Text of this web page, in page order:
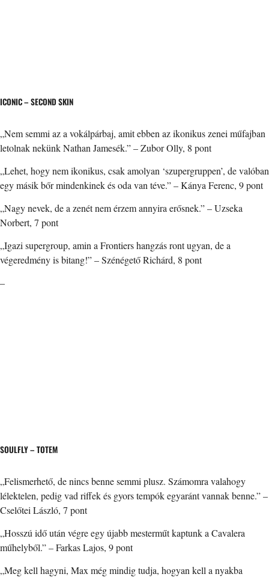
ICONIC – SECOND SKIN
„Nem semmi az a vokálpárbaj, amit ebben az ikonikus zenei műfajban
letolnak nekünk Nathan Jamesék.” – Zubor Olly, 8 pont
„Lehet, hogy nem ikonikus, csak amolyan ‘szupergruppen’, de valóban
egy másik bőr mindenkinek és oda van téve.” – Kánya Ferenc, 9 pont
„Nagy nevek, de a zenét nem érzem annyira erősnek.” – Uzseka
Norbert, 7 pont
„Igazi supergroup, amin a Frontiers hangzás ront ugyan, de a
végeredmény is bitang!” – Szénégető Richárd, 8 pont
–
SOULFLY – TOTEM
„Felismerhető, de nincs benne semmi plusz. Számomra valahogy
lélektelen, pedig vad riffek és gyors tempók egyaránt vannak benne.” –
Cselőtei László, 7 pont
„Hosszú idő után végre egy újabb mesterműt kaptunk a Cavalera
műhelyből.” – Farkas Lajos, 9 pont
„Meg kell hagyni, Max még mindig tudja, hogyan kell a nyakba